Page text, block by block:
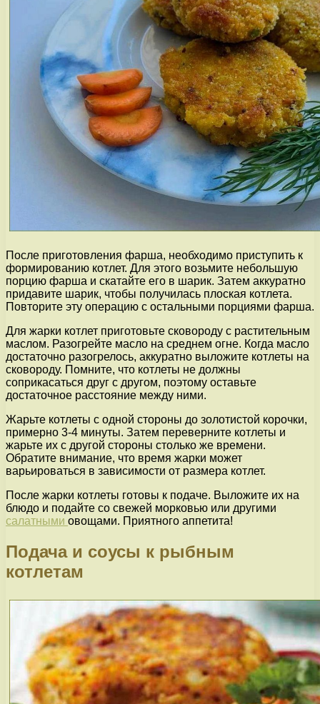
После приготовления фарша, необходимо приступить к
формированию котлет. Для этого возьмите небольшую
порцию фарша и скатайте его в шарик. Затем аккуратно
придавите шарик, чтобы получилась плоская котлета.
Повторите эту операцию с остальными порциями фарша.
Для жарки котлет приготовьте сковороду с растительным
маслом. Разогрейте масло на среднем огне. Когда масло
достаточно разогрелось, аккуратно выложите котлеты на
сковороду. Помните, что котлеты не должны
соприкасаться друг с другом, поэтому оставьте
достаточное расстояние между ними.
Жарьте котлеты с одной стороны до золотистой корочки,
примерно 3-4 минуты. Затем переверните котлеты и
жарьте их с другой стороны столько же времени.
Обратите внимание, что время жарки может
варьироваться в зависимости от размера котлет.
После жарки котлеты готовы к подаче. Выложите их на
блюдо и подайте со свежей морковью или другими
салатными овощами. Приятного аппетита!
Подача и соусы к рыбным
котлетам